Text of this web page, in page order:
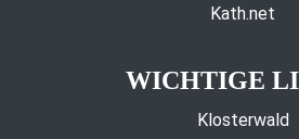
Kath.net
WICHTIGE
Klosterwald